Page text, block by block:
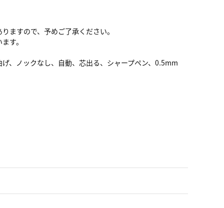
ますので、予めご了承ください。
す。
、ノックなし、自動、芯出る、シャープペン、0.5mm